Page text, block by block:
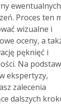
ewentualnych
Proces ten
wizualne i
oceny, a
pęknięć i
Na
ekspertyzy,
zalecenia
dalszych